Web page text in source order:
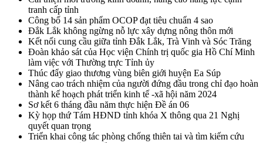
tranh cấp tỉnh
Công bố 14 sản phẩm OCOP đạt tiêu chuẩn 4 sao
Đắk Lắk không ngừng nỗ lực xây dựng nông thôn mới
Kết nối cung cầu giữa tỉnh Đắk Lắk, Trà Vinh và Sóc Trăng
Đoàn khảo sát của Học viện Chính trị quốc gia Hồ Chí Minh
làm việc với Thường trực Tỉnh ủy
Thúc đẩy giao thương vùng biên giới huyện Ea Súp
Nâng cao trách nhiệm của người đứng đầu trong chỉ đạo hoàn
thành kế hoạch phát triển kinh tế -xã hội năm 2024
Sơ kết 6 tháng đầu năm thực hiện Đề án 06
Kỳ họp thứ Tám HĐND tỉnh khóa X thông qua 21 Nghị
quyết quan trọng
Triển khai công tác phòng chống thiên tai và tìm kiếm cứu